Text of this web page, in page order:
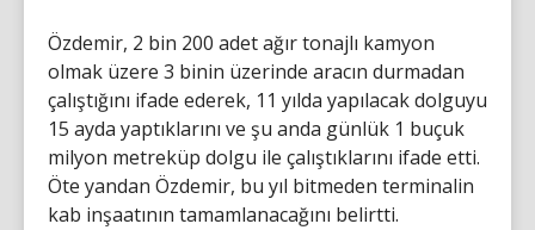
Özdemir, 2 bin 200 adet ağır tonajlı kamyon
olmak üzere 3 binin üzerinde aracın durmadan
çalıştığını ifade ederek, 11 yılda yapılacak dolguyu
15 ayda yaptıklarını ve şu anda günlük 1 buçuk
milyon metreküp dolgu ile çalıştıklarını ifade etti.
Öte yandan Özdemir, bu yıl bitmeden terminalin
kab inşaatının tamamlanacağını belirtti.